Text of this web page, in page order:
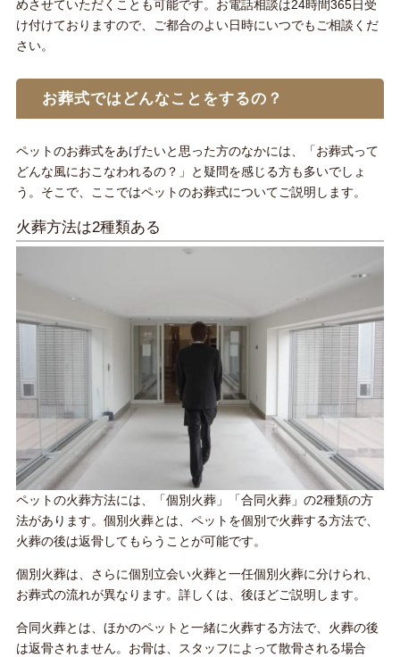
めさせていただくことも可能です。お電話相談は24時間365日受
け付けておりますので、ご都合のよい日時にいつでもご相談くだ
さい。
お葬式ではどんなことをするの？
ペットのお葬式をあげたいと思った方のなかには、「お葬式って
どんな風におこなわれるの？」と疑問を感じる方も多いでしょ
う。そこで、ここではペットのお葬式についてご説明します。
火葬方法は2種類ある
ペットの火葬方法には、「個別火葬」「合同火葬」の2種類の方
法があります。個別火葬とは、ペットを個別で火葬する方法で、
火葬の後は返骨してもらうことが可能です。
個別火葬は、さらに個別立会い火葬と一任個別火葬に分けられ、
お葬式の流れが異なります。詳しくは、後ほどご説明します。
合同火葬とは、ほかのペットと一緒に火葬する方法で、火葬の後
は返骨されません。お骨は、スタッフによって散骨される場合